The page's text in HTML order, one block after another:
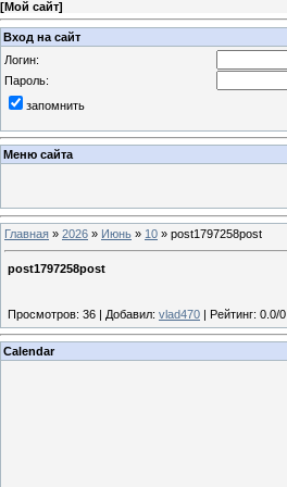
[Мой сайт]
Вход на сайт
Логин:
Пароль:
запомнить
Меню сайта
Главная » 2026 » Июнь » 10 » post1797258post
post1797258post
Просмотров: 36 | Добавил: vlad470 | Рейтинг: 0.0/0
Calendar